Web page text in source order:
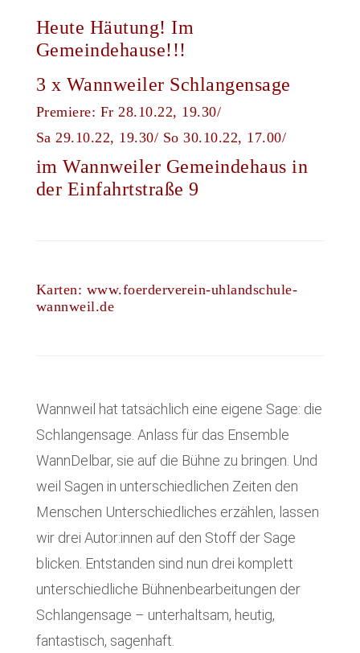
Heute Häutung! Im
Gemeindehause!!!
3 x Wannweiler Schlangensage
Premiere: Fr 28.10.22, 19.30/
Sa 29.10.22, 19.30/ So 30.10.22, 17.00/
im Wannweiler Gemeindehaus in
der Einfahrtstraße 9
Karten: www.foerderverein-uhlandschule-
wannweil.de
Wannweil hat tatsächlich eine eigene Sage: die
Schlangensage. Anlass für das Ensemble
WannDelbar, sie auf die Bühne zu bringen. Und
weil Sagen in unterschiedlichen Zeiten den
Menschen Unterschiedliches erzählen, lassen
wir drei Autor:innen auf den Stoff der Sage
blicken. Entstanden sind nun drei komplett
unterschiedliche Bühnenbearbeitungen der
Schlangensage – unterhaltsam, heutig,
fantastisch, sagenhaft.